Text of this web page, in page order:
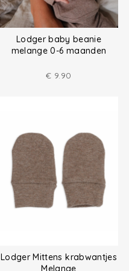
Lodger baby beanie
melange 0-6 maanden
€ 9.90
Lodger Mittens krabwantjes
Melange